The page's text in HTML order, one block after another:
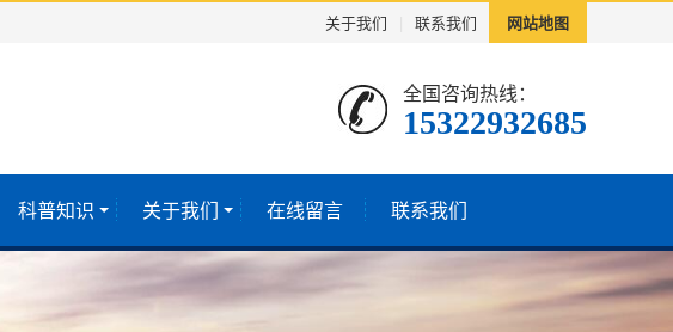
关于我们 联系我们 网站地图
全国咨询热线：
15322932685
科普知识 关于我们 在线留言 联系我们